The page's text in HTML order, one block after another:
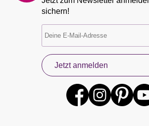
sichern!
Jetzt anmelden